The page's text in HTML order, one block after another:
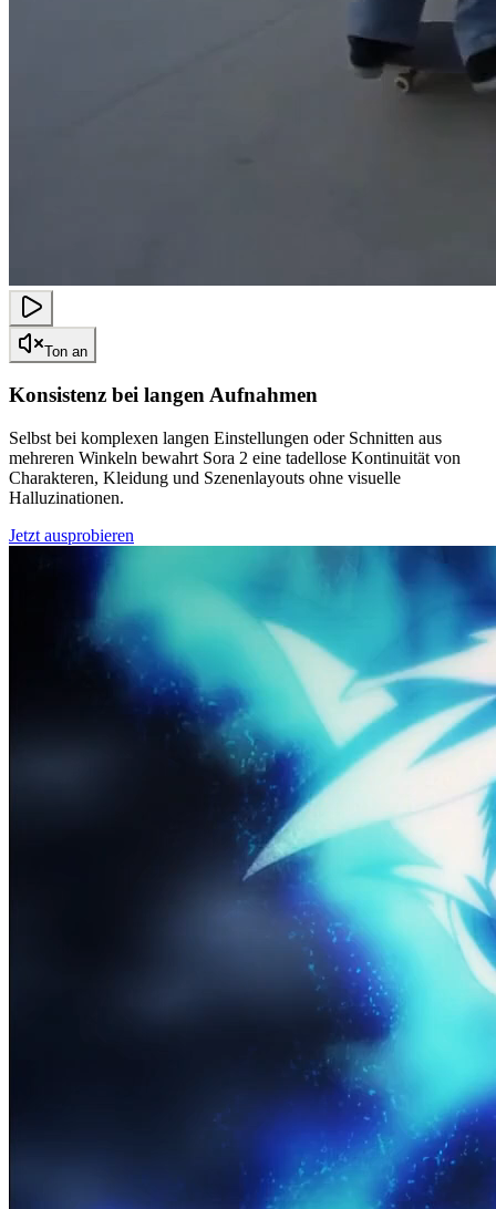
Ton an
Konsistenz bei langen Aufnahmen
Selbst bei komplexen langen Einstellungen oder Schnitten aus
mehreren Winkeln bewahrt Sora 2 eine tadellose Kontinuität von
Charakteren, Kleidung und Szenenlayouts ohne visuelle
Halluzinationen.
Jetzt ausprobieren